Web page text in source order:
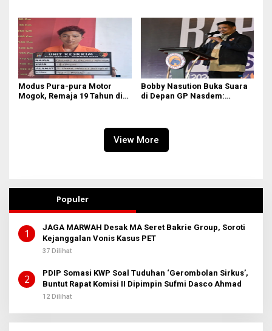
Modus Pura-pura Motor
Mogok, Remaja 19 Tahun di
Bobby Nasution Buka Suara
di Depan GP Nasdem:
View More
Populer
1
JAGA MARWAH Desak MA Seret Bakrie Group, Soroti
Kejanggalan Vonis Kasus PET
37 Dilihat
2
PDIP Somasi KWP Soal Tuduhan ‘Gerombolan Sirkus’,
Buntut Rapat Komisi II Dipimpin Sufmi Dasco Ahmad
12 Dilihat